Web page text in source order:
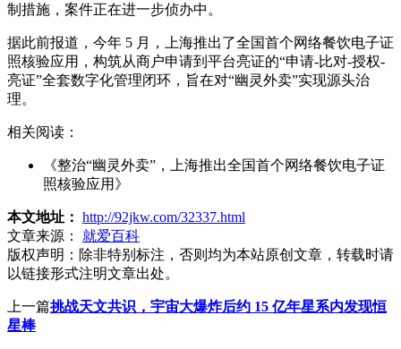
制措施，案件正在进一步侦办中。
据此前报道，今年 5 月，上海推出了全国首个网络餐饮电子证
照核验应用，构筑从商户申请到平台亮证的“申请-比对-授权-
亮证”全套数字化管理闭环，旨在对“幽灵外卖”实现源头治
理。
相关阅读：
《整治“幽灵外卖”，上海推出全国首个网络餐饮电子证
照核验应用》
本文地址： http://92jkw.com/32337.html
文章来源：
就爱百科
版权声明： 除非特别标注，否则均为本站原创文章，转载时请
以链接形式注明文章出处。
上一篇挑战天文共识，宇宙大爆炸后约 15 亿年星系内发现恒
星棒